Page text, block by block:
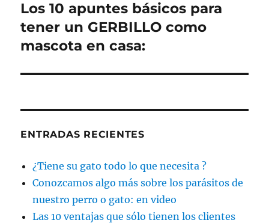
Entrada
siguiente:
Los 10 apuntes básicos para
tener un GERBILLO como
mascota en casa:
ENTRADAS RECIENTES
¿Tiene su gato todo lo que necesita ?
Conozcamos algo más sobre los parásitos de
nuestro perro o gato: en video
Las 10 ventajas que sólo tienen los clientes